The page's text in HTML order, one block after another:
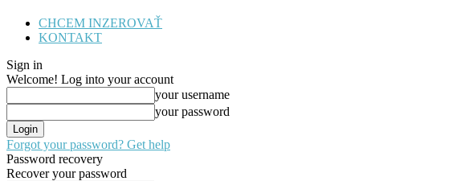
CHCEM INZEROVAŤ
KONTAKT
Sign in
Welcome! Log into your account
your username
your password
Forgot your password? Get help
Password recovery
Recover your password